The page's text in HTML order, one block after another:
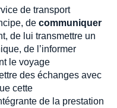
de transport
de communiquer
de lui transmettre un
de l’informer
le voyage
des échanges avec
cette
de la prestation